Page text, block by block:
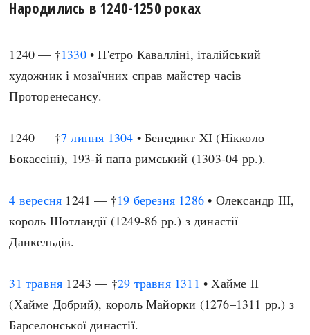
Народились в 1240-1250 роках
1240 — †1330• П'єтро Кавалліні, італійський
художник і мозаїчних справ майстер часів
Проторенесансу.
1240 — †7 липня 1304 • Бенедикт XI (Нікколо
Бокассіні), 193-й папа римський (1303-04 рр.).
4 вересня 1241 — †19 березня 1286 • Олександр III,
король Шотландії (1249-86 рр.) з династії
Данкельдів.
31 травня 1243 — †29 травня 1311 • Хайме ІІ
(Хайме Добрий), король Майорки (1276–1311 рр.) з
Барселонської династії.